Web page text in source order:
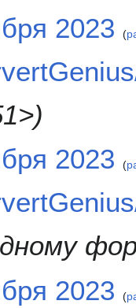
2023
2023
2023